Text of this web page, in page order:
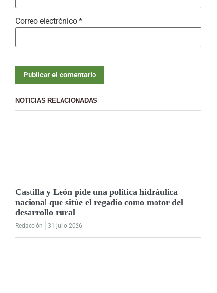
Correo electrónico *
NOTICIAS RELACIONADAS
Castilla y León pide una política hidráulica
nacional que sitúe el regadío como motor del
desarrollo rural
Redacción 31 julio 2026